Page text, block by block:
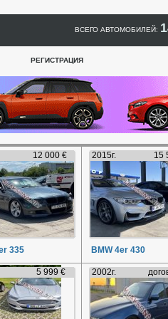
ВСЕГО АВТОМОБИЛЕЙ:
РЕГИСТРАЦИЯ
12 000 €
335
2015г. 15
BMW 4er 430
5 999 € 2002г.